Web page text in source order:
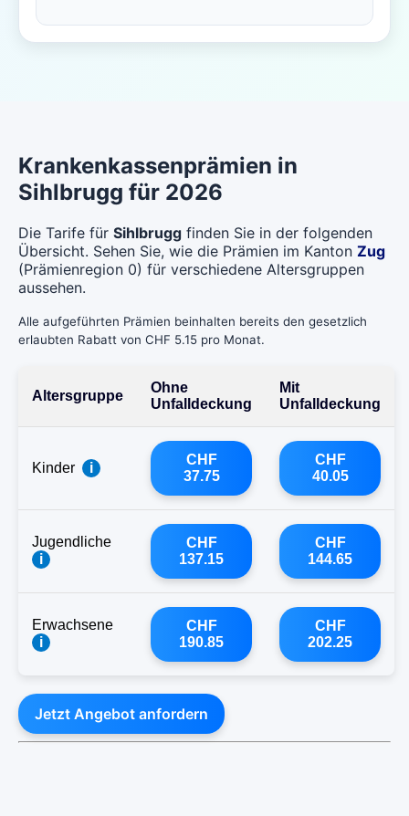
Krankenkassenprämien in
Sihlbrugg für 2026
Die Tarife für Sihlbrugg finden Sie in der folgenden
Übersicht. Sehen Sie, wie die Prämien im Kanton Zug
(Prämienregion 0) für verschiedene Altersgruppen
aussehen.
Alle aufgeführten Prämien beinhalten bereits den gesetzlich
erlaubten Rabatt von CHF 5.15 pro Monat.
Altersgruppe
Ohne
Unfalldeckung
Mit
Unfalldeckung
Kinder i
CHF
37.75
CHF
40.05
Jugendliche
i
CHF
137.15
CHF
144.65
Erwachsene
i
CHF
190.85
CHF
202.25
Jetzt Angebot anfordern